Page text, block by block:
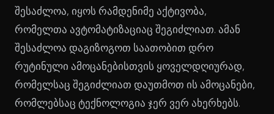
შესაძლოა, იყოს რამდენიმე აქტივობა,
რომელთა ავტომატიზაციაც შეგიძლიათ. ამან
შესაძლოა დაგიზოგოთ საათობით დრო
რუტინული ამოცანებისთვის ყოველდღიურად,
რომელსაც შეგიძლიათ დაუთმოთ ის ამოცანები,
რომლებსაც ტექნოლოგია ჯერ ვერ ახერხებს.